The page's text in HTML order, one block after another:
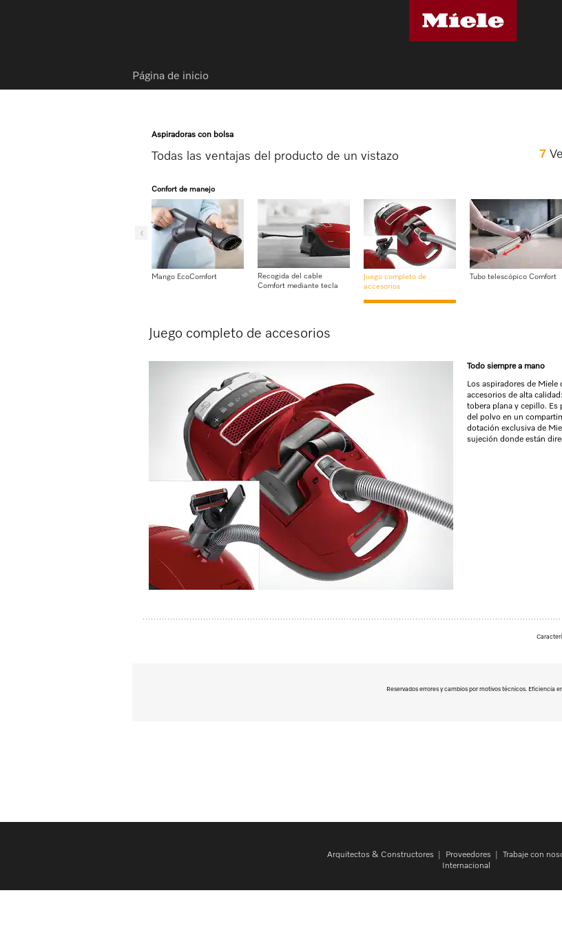
Todas las ventajas del producto de un vistazo
Aspiradoras con bolsa
7
Confort de manejo
Mango EcoComfort
Recogida del cable
Comfort mediante tecla
Juego completo de
accesorios
Tubo telescópico Comfort
Juego completo de accesorios
Todo siempre a mano
Los aspiradores de Miele
accesorios de alta
tobera plana y cepillo. Es
del polvo en un
dotación exclusiva de
sujeción donde están
Reservados errores y cambios por motivos técnicos. Eficiencia
Página de inicio
Arquitectos & Constructores Proveedores Trabaje con
Internacional